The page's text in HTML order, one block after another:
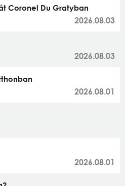
Coronel Du Gratyban
2026.08.03
2026.08.03
2026.08.01
2026.08.01